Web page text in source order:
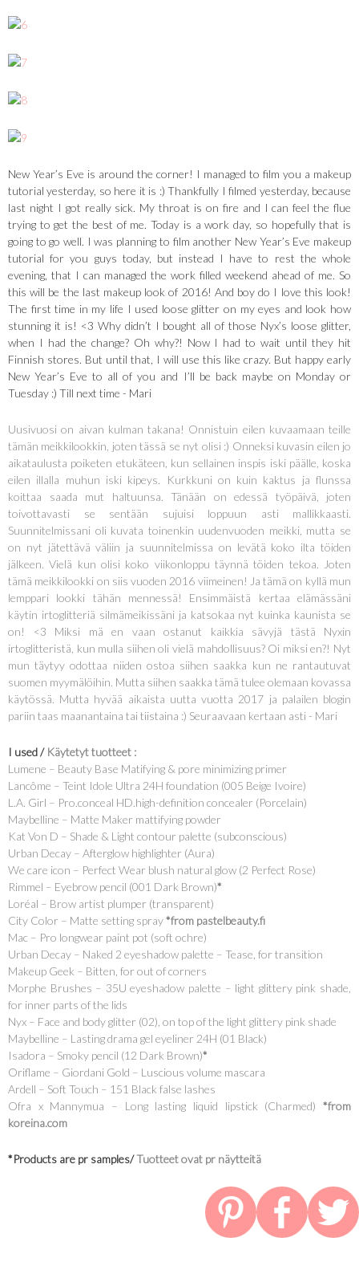
New Year’s Eve is around the corner! I managed to film you a makeup
tutorial yesterday, so here it is :) Thankfully I filmed yesterday, because
last night I got really sick. My throat is on fire and I can feel the flue
trying to get the best of me. Today is a work day, so hopefully that is
going to go well. I was planning to film another New Year’s Eve makeup
tutorial for you guys today, but instead I have to rest the whole
evening, that I can managed the work filled weekend ahead of me. So
this will be the last makeup look of 2016! And boy do I love this look!
The first time in my life I used loose glitter on my eyes and look how
stunning it is! <3 Why didn’t I bought all of those Nyx’s loose glitter,
when I had the change? Oh why?! Now I had to wait until they hit
Finnish stores. But until that, I will use this like crazy. But happy early
New Year’s Eve to all of you and I’ll be back maybe on Monday or
Tuesday :) Till next time - Mari
Uusivuosi on aivan kulman takana! Onnistuin eilen kuvaamaan teille
tämän meikkilookkin, joten tässä se nyt olisi :) Onneksi kuvasin eilen jo
aikataulusta poiketen etukäteen, kun sellainen inspis iski päälle, koska
eilen illalla muhun iski kipeys. Kurkkuni on kuin kaktus ja flunssa
koittaa saada mut haltuunsa. Tänään on edessä työpäivä, joten
toivottavasti se sentään sujuisi loppuun asti mallikkaasti.
Suunnitelmissani oli kuvata toinenkin uudenvuoden meikki, mutta se
on nyt jätettävä väliin ja suunnitelmissa on levätä koko ilta töiden
jälkeen. Vielä kun olisi koko viikonloppu täynnä töiden tekoa. Joten
tämä meikkilookki on siis vuoden 2016 viimeinen! Ja tämä on kyllä mun
lemppari lookki tähän mennessä! Ensimmäistä kertaa elämässäni
käytin irtoglitteriä silmämeikissäni ja katsokaa nyt kuinka kaunista se
on! <3 Miksi mä en vaan ostanut kaikkia sävyjä tästä Nyxin
irtoglitteristä, kun mulla siihen oli vielä mahdollisuus? Oi miksi en?! Nyt
mun täytyy odottaa niiden ostoa siihen saakka kun ne rantautuvat
suomen myymälöihin. Mutta siihen saakka tämä tulee olemaan kovassa
käytössä. Mutta hyvää aikaista uutta vuotta 2017 ja palailen blogin
pariin taas maanantaina tai tiistaina :) Seuraavaan kertaan asti - Mari
I used / Käytetyt tuotteet :
Lumene – Beauty Base Matifying & pore minimizing primer
Lancôme – Teint Idole Ultra 24H foundation (005 Beige Ivoire)
L.A. Girl – Pro.conceal HD.high-definition concealer (Porcelain)
Maybelline – Matte Maker mattifying powder
Kat Von D – Shade & Light contour palette (subconscious)
Urban Decay – Afterglow highlighter (Aura)
We care icon – Perfect Wear blush natural glow (2 Perfect Rose)
Rimmel – Eyebrow pencil (001 Dark Brown)*
Loréal – Brow artist plumper (transparent)
City Color – Matte setting spray*from pastelbeauty.fi
Mac – Pro longwear paint pot (soft ochre)
Urban Decay – Naked 2 eyeshadow palette – Tease, for transition
Makeup Geek – Bitten, for out of corners
Morphe Brushes – 35U eyeshadow palette – light glittery pink shade,
for inner parts of the lids
Nyx – Face and body glitter (02), on top of the light glittery pink shade
Maybelline – Lasting drama gel eyeliner 24H (01 Black)
Isadora – Smoky pencil (12 Dark Brown)*
Oriflame – Giordani Gold – Luscious volume mascara
Ardell – Soft Touch – 151 Black false lashes
Ofra x Mannymua – Long lasting liquid lipstick (Charmed) *from
koreina.com
*Products are pr samples/Tuotteet ovat pr näytteitä